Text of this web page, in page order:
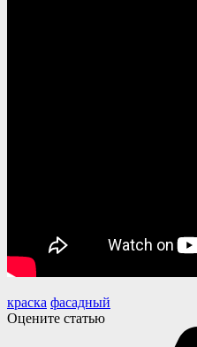
краска фасадный
Оцените статью